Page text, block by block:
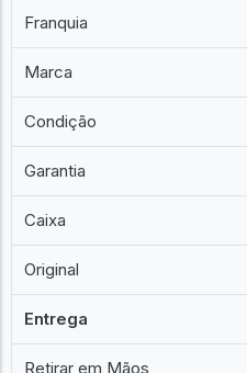
Franquia
Marca
Condição
Garantia
Caixa
Original
Entrega
Retirar em Mãos